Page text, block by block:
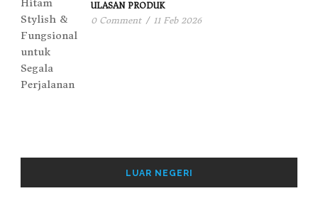
ULASAN PRODUK
0 Comment / 11 Feb 2026
LUAR NEGERI